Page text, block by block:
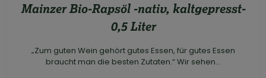
Mainzer Bio-Rapsöl -nativ, kaltgepresst-
0,5 Liter
„Zum guten Wein gehört gutes Essen, für gutes Essen
braucht man die besten Zutaten.“ Wir sehen...